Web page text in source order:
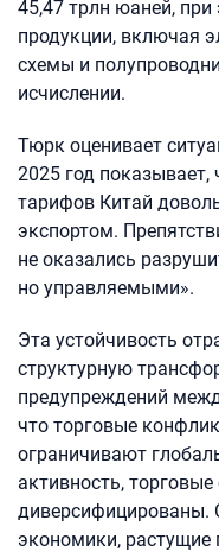
45,47 трлн юаней, при
продукции, включая
схемы и
исчислении.
Тюрк оценивает
2025 год
тарифов Китай
экспортом.
не оказались
но управляемыми».
Эта устойчивость
структурную
предупреждений
что торговые
ограничивают
активность,
диверсифицированы.
экономики, растущие